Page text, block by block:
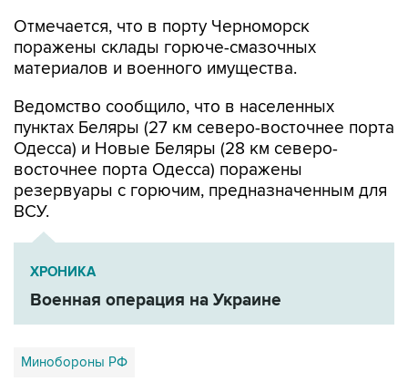
Отмечается, что в порту Черноморск
поражены склады горюче-смазочных
материалов и военного имущества.
Ведомство сообщило, что в населенных
пунктах Беляры (27 км северо-восточнее порта
Одесса) и Новые Беляры (28 км северо-
восточнее порта Одесса) поражены
резервуары с горючим, предназначенным для
ВСУ.
ХРОНИКА
Военная операция на Украине
Минобороны РФ